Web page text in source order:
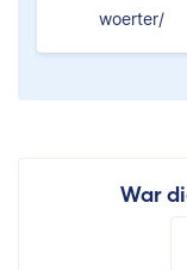
woerter/
War